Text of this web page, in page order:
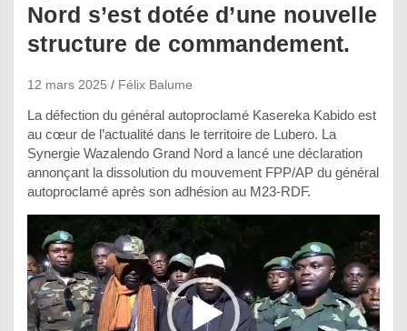
Nord s’est dotée d’une nouvelle
structure de commandement.
12 mars 2025 Félix Balume
La défection du général autoproclamé Kasereka Kabido est
au cœur de l’actualité dans le territoire de Lubero. La
Synergie Wazalendo Grand Nord a lancé une déclaration
annonçant la dissolution du mouvement FPP/AP du général
autoproclamé après son adhésion au M23-RDF.
Lecteur
vidéo